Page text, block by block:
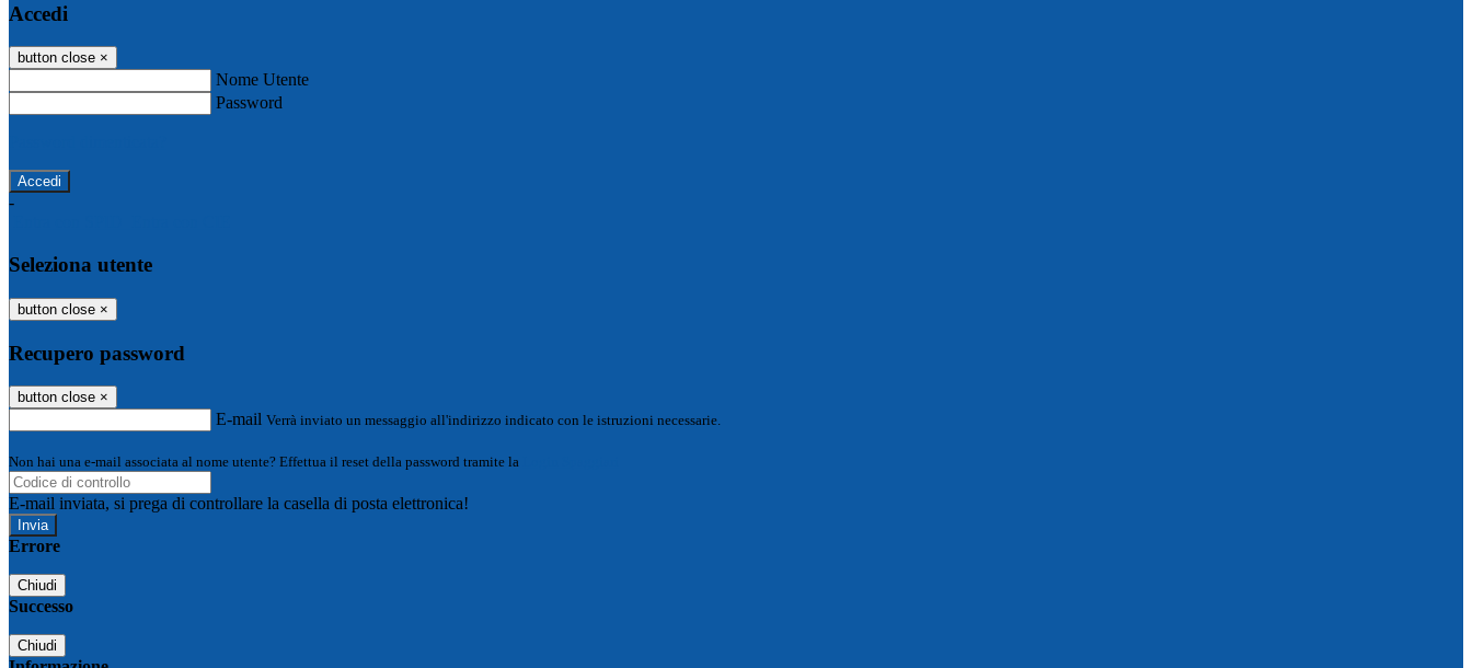
Accedi
button close ×
Nome Utente
Password
-
Seleziona utente
button close ×
Recupero password
button close ×
E-mail Verrà inviato un messaggio all'indirizzo indicato con le istruzioni necessarie.
Non hai una e-mail associata al nome utente? Effettua il reset della password tramite la
E-mail inviata, si prega di controllare la casella di posta elettronica!
Errore
Chiudi
Successo
Chiudi